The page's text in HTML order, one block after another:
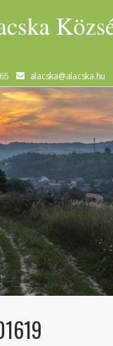
alacska@alacska.hu